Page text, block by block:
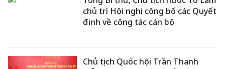
chủ trì Hội nghị công bố các Quyết
định về công tác cán bộ
Chủ tịch Quốc hội Trần Thanh